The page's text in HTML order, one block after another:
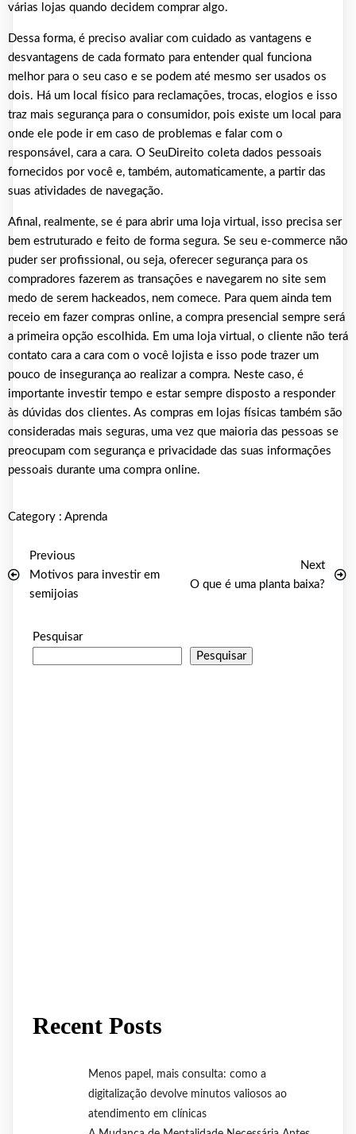
várias lojas quando decidem comprar algo.
Dessa forma, é preciso avaliar com cuidado as vantagens e
desvantagens de cada formato para entender qual funciona
melhor para o seu caso e se podem até mesmo ser usados os
dois. Há um local físico para reclamações, trocas, elogios e isso
traz mais segurança para o consumidor, pois existe um local para
onde ele pode ir em caso de problemas e falar com o
responsável, cara a cara. O SeuDireito coleta dados pessoais
fornecidos por você e, também, automaticamente, a partir das
suas atividades de navegação.
Afinal, realmente, se é para abrir uma loja virtual, isso precisa ser
bem estruturado e feito de forma segura. Se seu e-commerce não
puder ser profissional, ou seja, oferecer segurança para os
compradores fazerem as transações e navegarem no site sem
medo de serem hackeados, nem comece. Para quem ainda tem
receio em fazer compras online, a compra presencial sempre será
a primeira opção escolhida. Em uma loja virtual, o cliente não terá
contato cara a cara com o você lojista e isso pode trazer um
pouco de insegurança ao realizar a compra. Neste caso, é
importante investir tempo e estar sempre disposto a responder
às dúvidas dos clientes. As compras em lojas físicas também são
consideradas mais seguras, uma vez que maioria das pessoas se
preocupam com segurança e privacidade das suas informações
pessoais durante uma compra online.
Category : Aprenda
Previous
Motivos para investir em
semijoias
Next
O que é uma planta baixa?
Pesquisar
Pesquisar
Recent Posts
Menos papel, mais consulta: como a
digitalização devolve minutos valiosos ao
atendimento em clínicas